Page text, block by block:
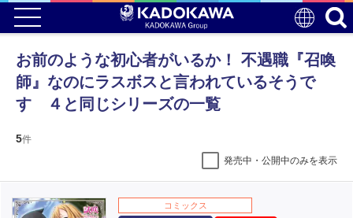
お前のような初心者がいるか！ 不遇職『召喚
師』なのにラスボスと言われているそうで
す ４と同じシリーズの一覧
5件
発売中・公開中のみを表示
コミックス